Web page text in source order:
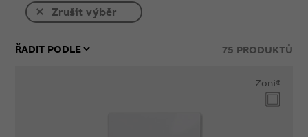
Zrušit výběr
75 PRODUKTŮ
Zoni®